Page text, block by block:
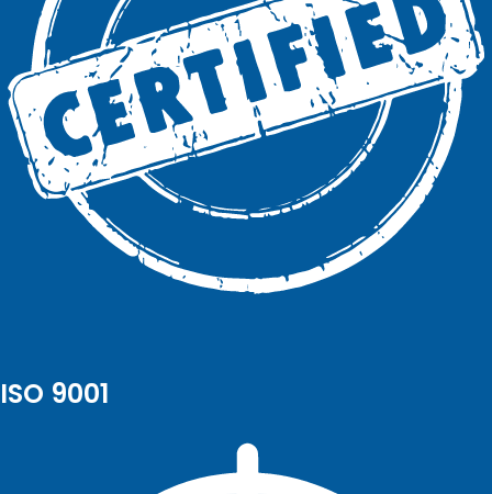
ISO 9001